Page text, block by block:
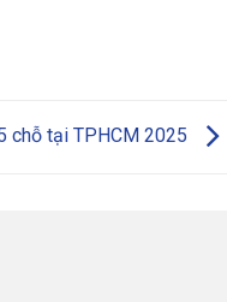
chỗ tại TPHCM 2025